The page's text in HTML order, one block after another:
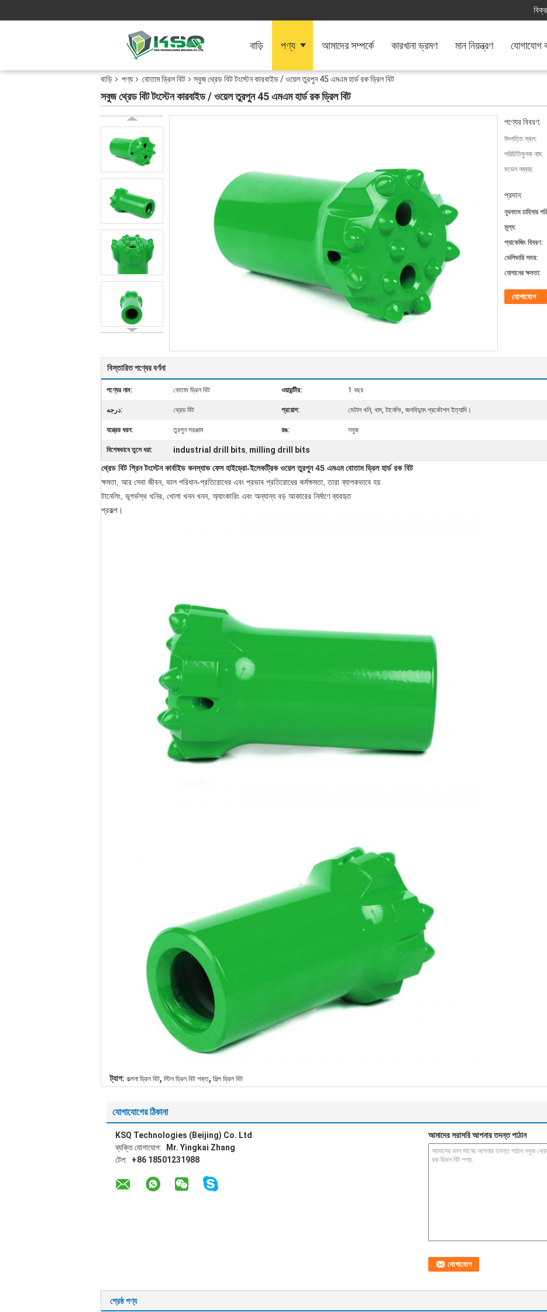
বাড়ি পণ্য আমাদের সম্পর্কে কারখানা ভ্রমণ মান নিয়ন্ত্রণ যোগাযোগ
বাড়ি পণ্য বোতাম ড্রিল বিট সবুজ থ্রেড বিট টংস্টেন কারবাইড / ওয়েল তুরপুন 45 এমএম হার্ড রক ড্রিল বিট
সবুজ থ্রেড বিট টংস্টেন কারবাইড / ওয়েল তুরপুন 45 এমএম হার্ড রক ড্রিল বিট
পণ্যের বিবরণ:
উৎপত্তি স্থল:
পরিচিতিমুলক নাম:
মডেল নম্বার:
প্রদান:
ন্যূনতম চাহিদার
মূল্য:
প্যাকেজিং বিবরণ:
ডেলিভারি সময়:
যোগানের ক্ষমতা:
যোগাযোগ
বিস্তারিত পণ্যের বর্ণনা
পণ্যের নাম: বোতাম ড্রিল বিট ওয়ারান্টীর: 1 বছর
درجه: থ্রেড বিট প্রয়োগ: মেটাল খনি, খাদ, টানেলিং, জলবিদ্যুৎ প্রকৌশল ইত্যাদি।
যন্ত্রের ধরন: তুরপুন সরঞ্জাম রঙ: সবুজ
বিশেষভাবে তুলে ধরা: industrial drill bits, milling drill bits
থ্রেড বিট গ্রিন টংস্টেন কার্বাইড কনস্যাভ ফেস হাইড্রো-ইলেকট্রিক ওয়েল তুরপুন 45 এমএম বোতাম ড্রিল হার্ড রক বিট
ক্ষমতা, আর সেবা জীবন, ভাল পরিধান-প্রতিরোধের এবং প্রভাব প্রতিরোধের কর্মক্ষমতা, তারা ব্যাপকভাবে হয়
টানেলিং, ভূগর্ভস্থ খনির, খোলা খনন খনন, অ্যাংকারিং এবং অন্যান্য বড় আকারের নির্মাণে ব্যবহৃত
প্রকল্প।
ট্যাগ: কল্পনা ড্রিল বিট, স্টিল ড্রিল বিট শক্ত, শিল্প ড্রিল বিট
যোগাযোগের ঠিকানা
KSQ Technologies (Beijing) Co. Ltd
ব্যক্তি যোগাযোগ:
Mr. Yingkai Zhang
টেল:
+86 18501231988
আমাদের সরাসরি আপনার তদন্ত পাঠান
শ্রেষ্ঠ পণ্য